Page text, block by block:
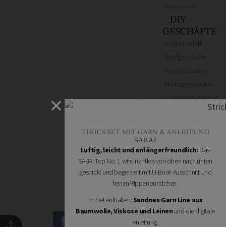
DIY
GESCHÄFTE
Bastelbedarf
Stoffgeschäfte
Wollgeschäfte
Handgemachtes
Schneidereibedarf
Handarbeitszubehör
Online
Shops
Schmuckzubehör
Nähmaschinen
STRICKSET MIT GARN & ANLEITUNG
SABAI
Luftig, leicht und anfängerfreundlich: Das
SABAI Top No. 1 wird nahtlos von oben nach unten
gestrickt und begeistert mit U-Boot-Ausschnitt und
feinen Rippenbündchen.
Im Set enthalten: Sandnes Garn Line aus
Baumwolle, Viskose und Leinen und die digitale
Anleitung.